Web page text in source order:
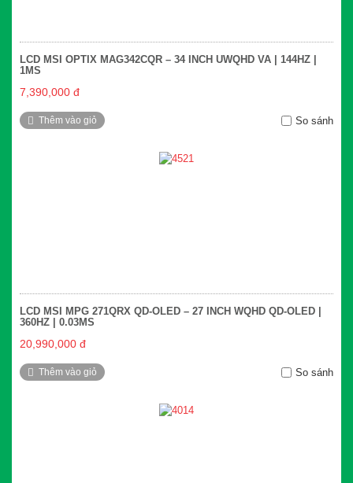
LCD MSI OPTIX MAG342CQR – 34 INCH UWQHD VA | 144HZ |
1MS
7,390,000 đ
Thêm vào giỏ So sánh
LCD MSI MPG 271QRX QD-OLED – 27 INCH WQHD QD-OLED |
360HZ | 0.03MS
20,990,000 đ
Thêm vào giỏ So sánh